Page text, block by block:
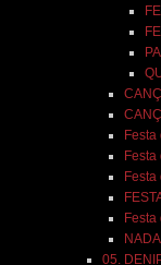
Festa
Festa
Festa
05.